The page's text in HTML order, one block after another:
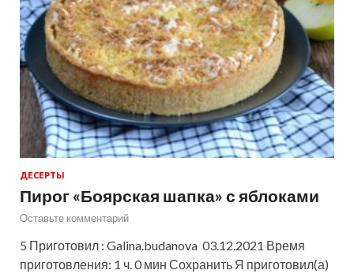
ДЕСЕРТЫ
Пирог «Боярская шапка» с яблоками
Оставьте комментарий
5 Приготовил : Galina.budanova 03.12.2021 Время
приготовления: 1 ч. 0 мин Сохранить Я приготовил(а)